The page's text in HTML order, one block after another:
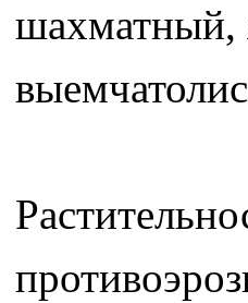
шахматный,